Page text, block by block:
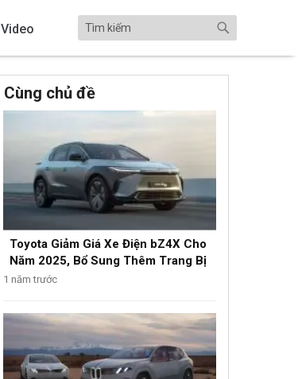
Video
Cùng chủ đề
Toyota Giảm Giá Xe Điện bZ4X Cho
Năm 2025, Bổ Sung Thêm Trang Bị
1 năm trước